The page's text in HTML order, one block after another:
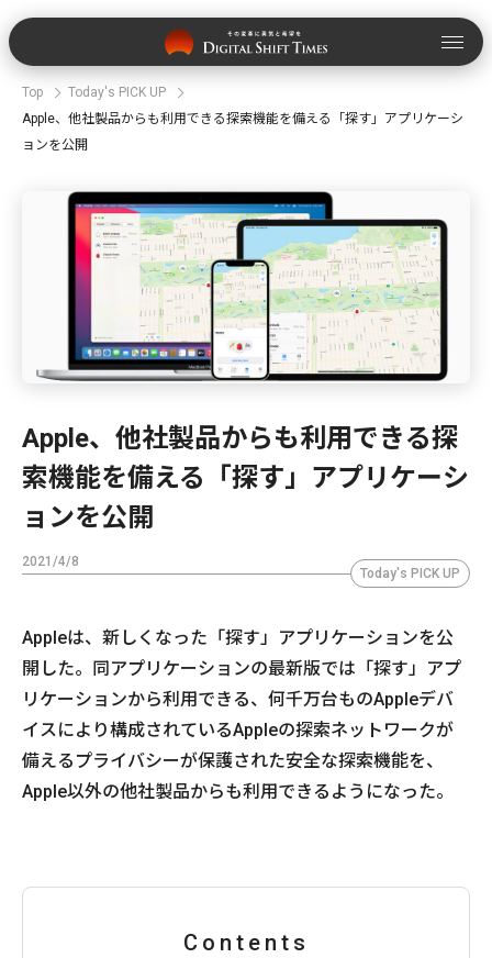
Top
Today's PICK UP
Apple、他社製品からも利用できる探索機能を備える「探す」アプリケーシ
ョンを公開
Apple、他社製品からも利用できる探
索機能を備える「探す」アプリケーシ
ョンを公開
2021/4/8
Today's PICK UP
Appleは、新しくなった「探す」アプリケーションを公
開した。同アプリケーションの最新版では「探す」アプ
リケーションから利用できる、何千万台ものAppleデバ
イスにより構成されているAppleの探索ネットワークが
備えるプライバシーが保護された安全な探索機能を、
Apple以外の他社製品からも利用できるようになった。
Contents